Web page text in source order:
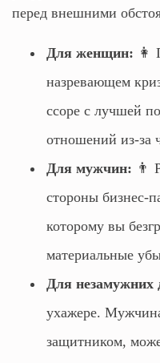
перед внешними
Для женщин: 👩
назревающем
ссоре с лучшей
отношений из-за
Для мужчин: 👨
стороны бизнес-
которому вы
материальные
Для незамужних
ухажере.
защитником,